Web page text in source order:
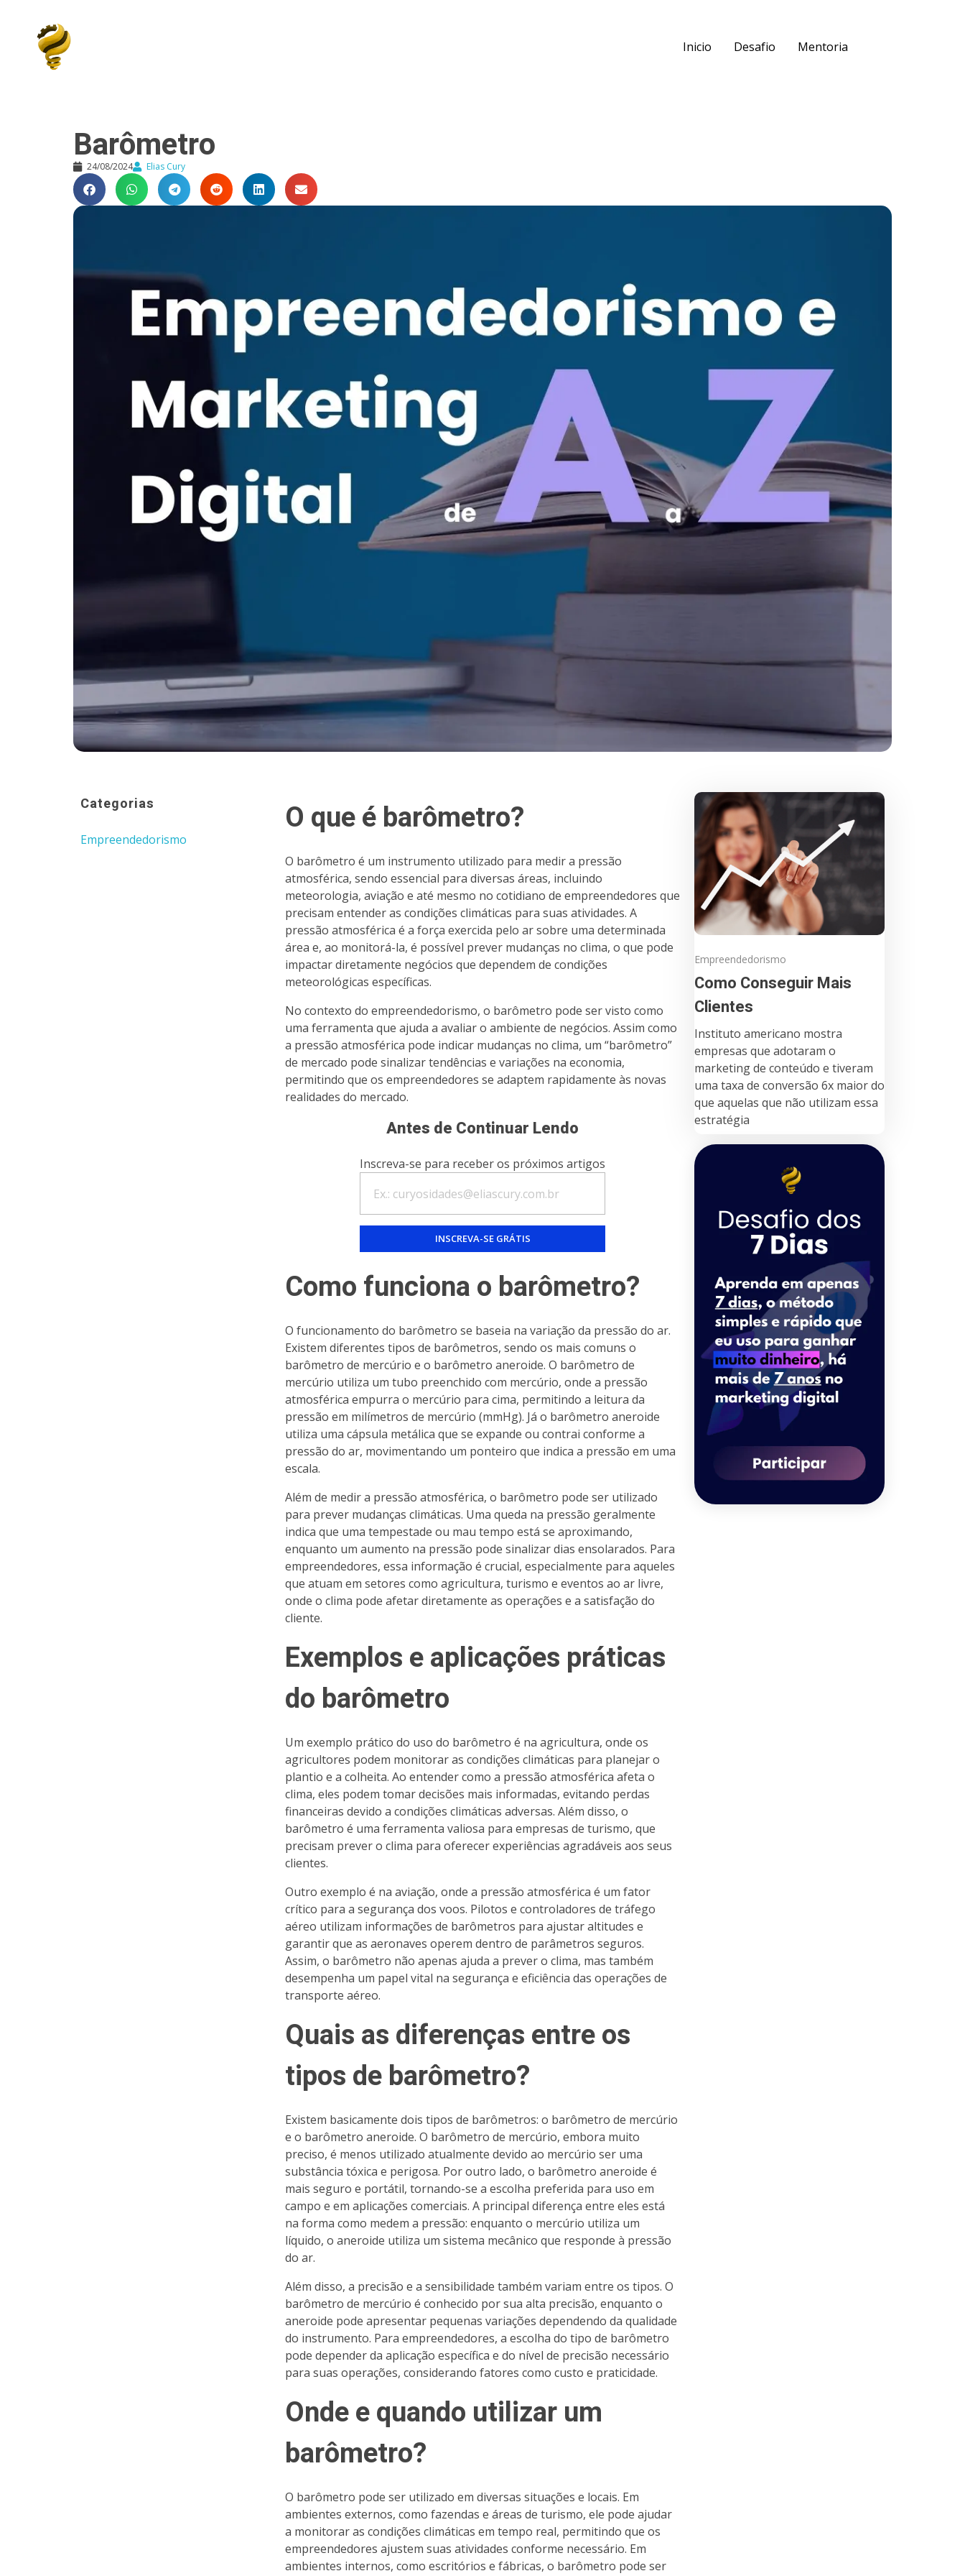
Inicio Desafio Mentoria
Barômetro
24/08/2024 Elias Cury
Categorias
Empreendedorismo
O que é barômetro?
O barômetro é um instrumento utilizado para medir a pressão
atmosférica, sendo essencial para diversas áreas, incluindo
meteorologia, aviação e até mesmo no cotidiano de empreendedores que
precisam entender as condições climáticas para suas atividades. A
pressão atmosférica é a força exercida pelo ar sobre uma determinada
área e, ao monitorá-la, é possível prever mudanças no clima, o que pode
impactar diretamente negócios que dependem de condições
meteorológicas específicas.
No contexto do empreendedorismo, o barômetro pode ser visto como
uma ferramenta que ajuda a avaliar o ambiente de negócios. Assim como
a pressão atmosférica pode indicar mudanças no clima, um “barômetro”
de mercado pode sinalizar tendências e variações na economia,
permitindo que os empreendedores se adaptem rapidamente às novas
realidades do mercado.
Antes de Continuar Lendo
Inscreva-se para receber os próximos artigos
Como funciona o barômetro?
O funcionamento do barômetro se baseia na variação da pressão do ar.
Existem diferentes tipos de barômetros, sendo os mais comuns o
barômetro de mercúrio e o barômetro aneroide. O barômetro de
mercúrio utiliza um tubo preenchido com mercúrio, onde a pressão
atmosférica empurra o mercúrio para cima, permitindo a leitura da
pressão em milímetros de mercúrio (mmHg). Já o barômetro aneroide
utiliza uma cápsula metálica que se expande ou contrai conforme a
pressão do ar, movimentando um ponteiro que indica a pressão em uma
escala.
Além de medir a pressão atmosférica, o barômetro pode ser utilizado
para prever mudanças climáticas. Uma queda na pressão geralmente
indica que uma tempestade ou mau tempo está se aproximando,
enquanto um aumento na pressão pode sinalizar dias ensolarados. Para
empreendedores, essa informação é crucial, especialmente para aqueles
que atuam em setores como agricultura, turismo e eventos ao ar livre,
onde o clima pode afetar diretamente as operações e a satisfação do
cliente.
Exemplos e aplicações práticas
do barômetro
Um exemplo prático do uso do barômetro é na agricultura, onde os
agricultores podem monitorar as condições climáticas para planejar o
plantio e a colheita. Ao entender como a pressão atmosférica afeta o
clima, eles podem tomar decisões mais informadas, evitando perdas
financeiras devido a condições climáticas adversas. Além disso, o
barômetro é uma ferramenta valiosa para empresas de turismo, que
precisam prever o clima para oferecer experiências agradáveis aos seus
clientes.
Outro exemplo é na aviação, onde a pressão atmosférica é um fator
crítico para a segurança dos voos. Pilotos e controladores de tráfego
aéreo utilizam informações de barômetros para ajustar altitudes e
garantir que as aeronaves operem dentro de parâmetros seguros.
Assim, o barômetro não apenas ajuda a prever o clima, mas também
desempenha um papel vital na segurança e eficiência das operações de
transporte aéreo.
Quais as diferenças entre os
tipos de barômetro?
Existem basicamente dois tipos de barômetros: o barômetro de mercúrio
e o barômetro aneroide. O barômetro de mercúrio, embora muito
preciso, é menos utilizado atualmente devido ao mercúrio ser uma
substância tóxica e perigosa. Por outro lado, o barômetro aneroide é
mais seguro e portátil, tornando-se a escolha preferida para uso em
campo e em aplicações comerciais. A principal diferença entre eles está
na forma como medem a pressão: enquanto o mercúrio utiliza um
líquido, o aneroide utiliza um sistema mecânico que responde à pressão
do ar.
Além disso, a precisão e a sensibilidade também variam entre os tipos. O
barômetro de mercúrio é conhecido por sua alta precisão, enquanto o
aneroide pode apresentar pequenas variações dependendo da qualidade
do instrumento. Para empreendedores, a escolha do tipo de barômetro
pode depender da aplicação específica e do nível de precisão necessário
para suas operações, considerando fatores como custo e praticidade.
Onde e quando utilizar um
barômetro?
O barômetro pode ser utilizado em diversas situações e locais. Em
ambientes externos, como fazendas e áreas de turismo, ele pode ajudar
a monitorar as condições climáticas em tempo real, permitindo que os
empreendedores ajustem suas atividades conforme necessário. Em
ambientes internos, como escritórios e fábricas, o barômetro pode ser
Empreendedorismo
Como Conseguir Mais
Clientes
Instituto americano mostra
empresas que adotaram o
marketing de conteúdo e tiveram
uma taxa de conversão 6x maior do
que aquelas que não utilizam essa
estratégia